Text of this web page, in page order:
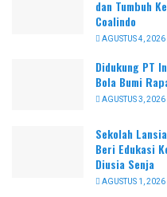
dan Tumbuh
Coalindo
AGUSTUS 4, 2026
Didukung PT
Bola Bumi
AGUSTUS 3, 2026
Sekolah
Beri Edukasi
Diusia Senja
AGUSTUS 1, 2026